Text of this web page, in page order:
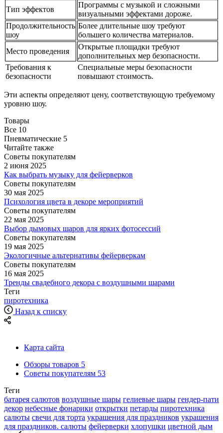
Тип эффектов
Программы с музыкой и сложными
визуальными эффектами дороже.
Продолжительность
шоу
Более длительные шоу требуют
большего количества материалов.
Место проведения
Открытые площадки требуют
дополнительных мер безопасности.
Требования к
безопасности
Специальные меры безопасности
повышают стоимость.
Эти аспекты определяют цену, соответствующую требуемому
уровню шоу.
Товары
Все 10
Пневматические 5
Читайте также
Советы покупателям
2 июня 2025
Как выбрать музыку для фейерверков
Советы покупателям
30 мая 2025
Психология цвета в декоре мероприятий
Советы покупателям
22 мая 2025
Выбор дымовых шаров для ярких фотосессий
Советы покупателям
19 мая 2025
Экологичные альтернативы фейерверкам
Советы покупателям
16 мая 2025
Тренды свадебного декора с воздушными шарами
Теги
пиротехника
Назад к списку
Карта сайта
Обзоры товаров 5
Советы покупателям 53
Теги
батарея салютов воздушные шары гелиевые шары гендер-пати
декор небесные фонарики открытки петарды пиротехника
салюты свечи для торта украшения для праздников украшения
для праздников. салюты фейерверки хлопушки цветной дым